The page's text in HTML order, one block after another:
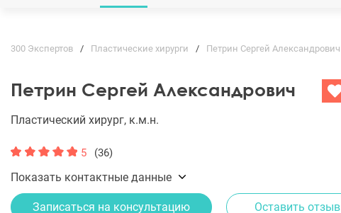
300 Экспертов Пластические хирурги Петрин Сергей Александрович
Петрин Сергей Александрович
Пластический хирург, к.м.н.
5 (36)
Показать контактные данные
Записаться на консультацию Оставить отзыв